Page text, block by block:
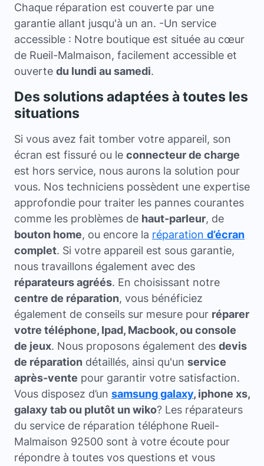
Chaque réparation est couverte par une
garantie allant jusqu'à un an. -Un service
accessible : Notre boutique est située au cœur
de Rueil-Malmaison, facilement accessible et
ouverte du lundi au samedi.
Des solutions adaptées à toutes les
situations
Si vous avez fait tomber votre appareil, son
écran est fissuré ou le connecteur de charge
est hors service, nous aurons la solution pour
vous. Nos techniciens possèdent une expertise
approfondie pour traiter les pannes courantes
comme les problèmes de haut-parleur, de
bouton home, ou encore la réparation d’écran
complet. Si votre appareil est sous garantie,
nous travaillons également avec des
réparateurs agréés. En choisissant notre
centre de réparation, vous bénéficiez
également de conseils sur mesure pour réparer
votre téléphone, Ipad, Macbook, ou console
de jeux. Nous proposons également des devis
de réparation détaillés, ainsi qu'un service
après-vente pour garantir votre satisfaction.
Vous disposez d’un samsung galaxy, iphone xs,
galaxy tab ou plutôt un wiko? Les réparateurs
du service de réparation téléphone Rueil-
Malmaison 92500 sont à votre écoute pour
répondre à toutes vos questions et vous